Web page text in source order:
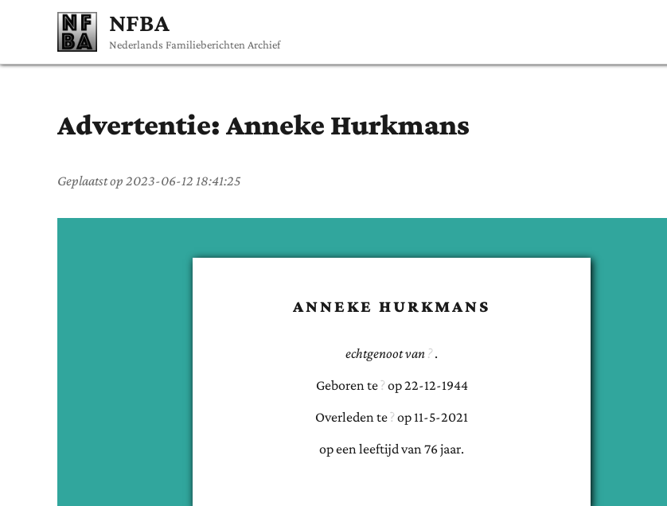
NFBA
Nederlands Familieberichten Archief
Advertentie: Anneke Hurkmans
Geplaatst op 2023-06-12 18:41:25
ANNEKE HURKMANS
echtgenoot van
.
Geboren te op22-12-1944
Overleden te op 11-5-2021
op een leeftijd van 76jaar.